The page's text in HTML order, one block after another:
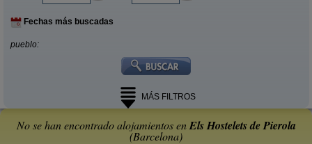
Fechas más buscadas
pueblo:
MÁS FILTROS
No se han encontrado alojamientos enEls Hostelets de Pierola
(Barcelona)